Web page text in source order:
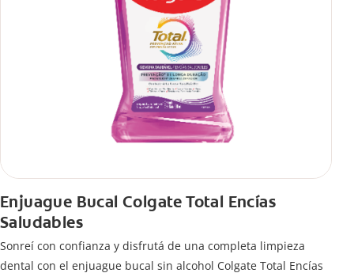
Enjuague Bucal Colgate Total Encías
Saludables
Sonreí con confianza y disfrutá de una completa limpieza
dental con el enjuague bucal sin alcohol Colgate Total Encías